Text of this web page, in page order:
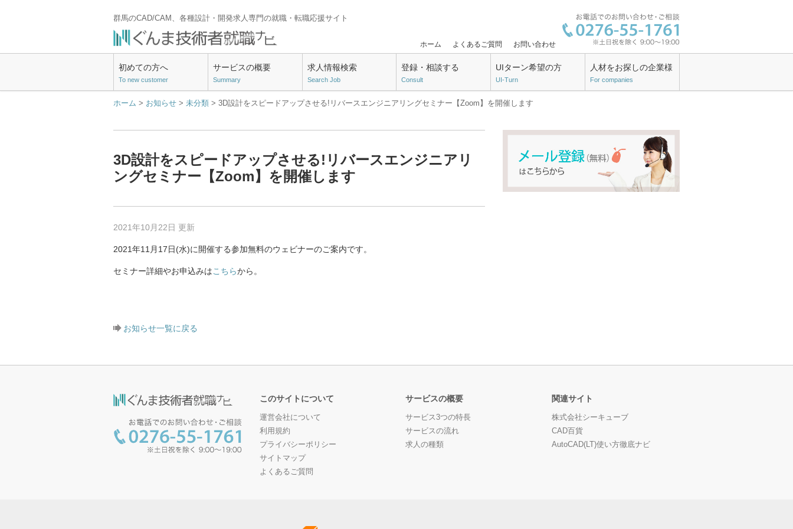
群馬のCAD/CAM、各種設計・開発求人専門の就職・転職応援サイト
ホーム よくあるご質問 お問い合わせ
初めての方へ
To new customer
サービスの概要
Summary
求人情報検索
Search Job
登録・相談する
Consult
UIターン希望の方
UI-Turn
人材をお探しの企業様
For companies
ホーム > お知らせ > 未分類 > 3D設計をスピードアップさせる!リバースエンジニアリングセミナー【Zoom】を開催します
3D設計をスピードアップさせる!リバースエンジニアリ
ングセミナー【Zoom】を開催します
2021年10月22日 更新
2021年11月17日(水)に開催する参加無料のウェビナーのご案内です。
セミナー詳細やお申込みはこちらから。
お知らせ一覧に戻る
このサイトについて
運営会社について
利用規約
プライバシーポリシー
サイトマップ
よくあるご質問
サービスの概要
サービス3つの特長
サービスの流れ
求人の種類
関連サイト
株式会社シーキューブ
CAD百貨
AutoCAD(LT)使い方徹底ナビ